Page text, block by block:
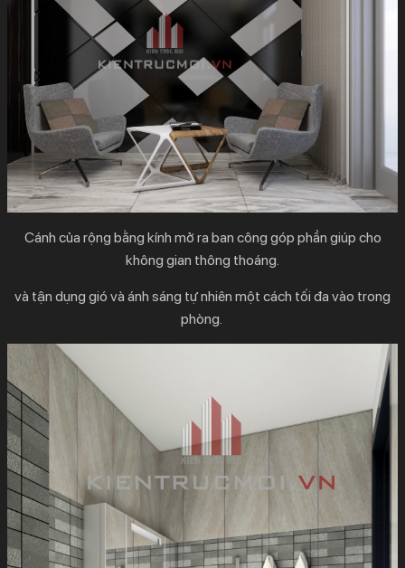
Cánh của rộng bằng kính mở ra ban công góp phần giúp cho
không gian thông thoáng.
và tận dụng gió và ánh sáng tự nhiên một cách tối đa vào trong
phòng.